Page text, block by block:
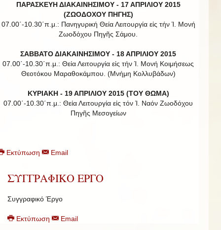
ΠΑΡΑΣΚΕΥΗ ΔΙΑΚΑΙΝΗΣΙΜΟΥ - 17 ΑΠΡΙΛΙΟΥ 2015
(ΖΩΟΔΟΧΟΥ ΠΗΓΗΣ)
07.00΄-10.30΄π.μ.: Πανηγυρική Θεία Λειτουργία εἰς τήν Ἱ. Μονή
Ζωοδόχου Πηγῆς Σάμου.
ΣΑΒΒΑΤΟ ΔΙΑΚΑΙΝΗΣΙΜΟΥ - 18 ΑΠΡΙΛΙΟΥ 2015
07.00΄-10.30΄π.μ.: Θεία Λειτουργία εἰς τήν Ἱ. Μονή Κοιμήσεως
Θεοτόκου Μαραθοκάμπου. (Μνήμη Κολλυβάδων)
ΚΥΡΙΑΚΗ - 19 ΑΠΡΙΛΙΟΥ 2015 (ΤΟΥ ΘΩΜΑ)
07.00΄-10.30΄π.μ.: Θεία Λειτουργία εἰς τόν Ἱ. Ναόν Ζωοδόχου
Πηγῆς Μεσογείων
Εκτύπωση Email
ΣΥΓΓΡΑΦΙΚΟ ΕΡΓΟ
Συγγραφικό Έργο
Εκτύπωση Email